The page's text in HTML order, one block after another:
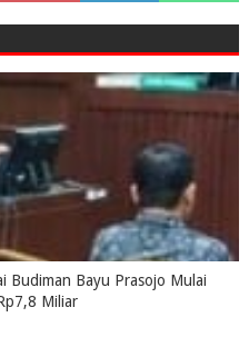
Budiman Bayu Prasojo Mulai
Miliar